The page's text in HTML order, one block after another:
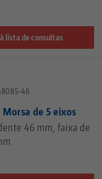
lista de consultas
46
Morsa de 5 eixos
46 mm, faixa de